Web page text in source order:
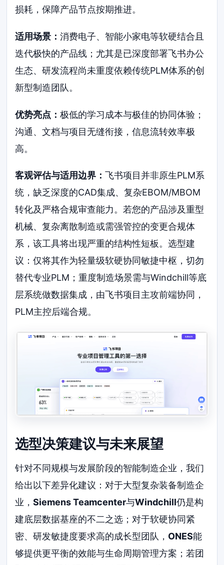
损耗，保障产品节点按期推进。
适用场景：消费电子、智能小家电等软硬结合且
迭代极快的产品线；尤其是已深度部署飞书办公
生态、研发流程尚未重度依赖传统PLM体系的创
新型制造团队。
优势亮点：极低的学习成本与极佳的协同体验；
沟通、文档与项目无缝衔接，信息流转效率极
高。
客观评估与适用边界：飞书项目并非原生PLM系
统，缺乏深度的CAD集成、复杂EBOM/MBOM
转化及严格合规审查能力。若您的产品涉及重型
机械、复杂离散制造或需强管控的变更合规体
系，该工具将出现严重的结构性短板。选型建
议：仅将其作为轻量级软硬协同敏捷中枢，切勿
替代专业PLM；重度制造场景需与Windchill等底
层系统做数据集成，由飞书项目主攻前端协同，
PLM主控后端合规。
选型决策建议与未来展望
针对不同规模与发展阶段的智能制造企业，我们
给出以下差异化建议：对于大型复杂装备制造企
业，Siemens Teamcenter与Windchill仍是构
建底层数据基座的不二之选；对于软硬协同紧
密、研发敏捷度要求高的成长型团队， ONES能
够提供更平衡的效能与生命周期管理方案；若团